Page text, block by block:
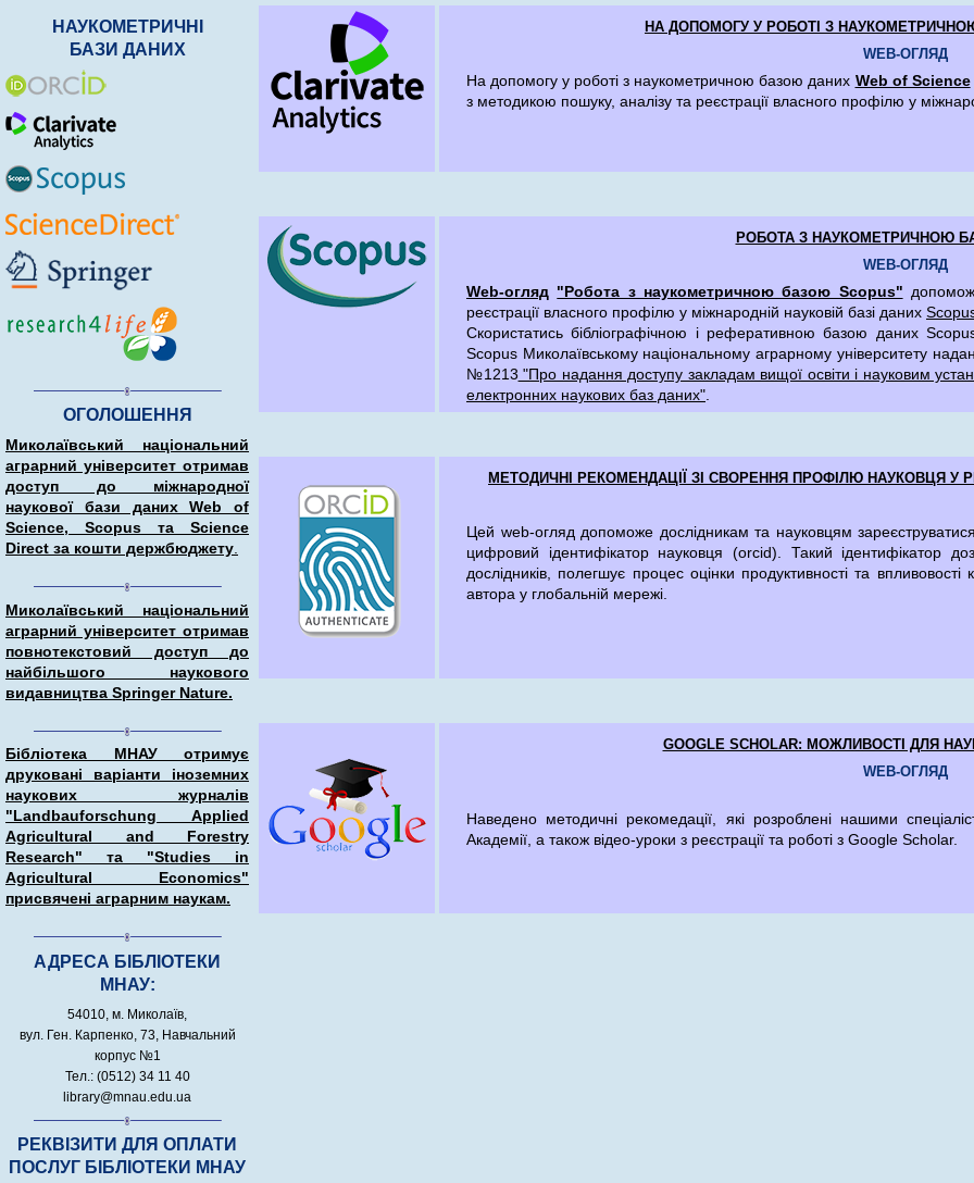
НАУКОМЕТРИЧНІ
БАЗИ ДАНИХ
ОГОЛОШЕННЯ
Миколаївський національний
аграрний університет отримав
доступ до міжнародної
наукової бази даних Web of
Science, Scopus та Science
Direct за кошти держбюджету
Миколаївський національний
аграрний університет отримав
повнотекстовий доступ до
найбільшого наукового
видавництва Springer Nature.
Бібліотека МНАУ отримує
друковані варіанти іноземних
наукових журналів
"Landbauforschung Applied
Agricultural and Forestry
Research" та "Studies in
Agricultural Economics"
присвячені аграрним наукам.
АДРЕСА БІБЛІОТЕКИ
МНАУ:
54010, м. Миколаїв,
вул. Ген. Карпенко, 73, Навчальний
корпус №1
Тел.: (0512) 34 11 40
library@mnau.edu.ua
РЕКВІЗИТИ ДЛЯ ОПЛАТИ
ПОСЛУГ БІБЛІОТЕКИ МНАУ
НА ДОПОМОГУ У РОБОТІ З НАУКОМЕТРИЧНОЮ
WEB-ОГЛЯД
На допомогу у роботі з наукометричною базою даних Web of Science
з методикою пошуку, аналізу та реєстрації власного профілю у
РОБОТА З НАУКОМЕТРИЧНОЮ
WEB-ОГЛЯД
Web-огляд "Робота з наукометричною базою Scopus"
реєстрації власного профілю у міжнародній науковій базі даних
Скористатись бібліографічною і реферативною базою даних
Scopus Миколаївському національному аграрному університету
№1213 "Про надання доступу закладам вищої освіти і науковим
електронних наукових баз даних"
МЕТОДИЧНІ РЕКОМЕНДАЦІЇ ЗІ СВОРЕННЯ ПРОФІЛЮ НАУКОВЦЯ У
Цей web-огляд допоможе дослідникам та науковцям зареєструватися
цифровий ідентифікатор науковця (orcid). Такий ідентифікатор
дослідників, полегшує процес оцінки продуктивності та
автора у глобальній мережі.
GOOGLE SCHOLAR: МОЖЛИВОСТІ ДЛЯ
WEB-ОГЛЯД
Наведено методичні рекомедації, які розроблені нашими
Академії, а також відео-уроки з реєстрації та роботі з Google Scholar.